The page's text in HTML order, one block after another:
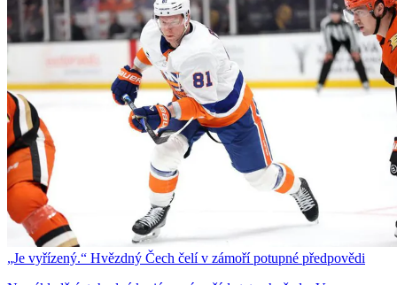
„Je vyřízený.“ Hvězdný Čech čelí v zámoří potupné předpovědi